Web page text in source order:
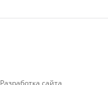
Разработка сайта